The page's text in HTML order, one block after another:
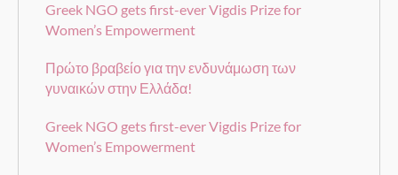
Greek NGO gets first-ever Vigdis Prize for
Women’s Empowerment
Πρώτο βραβείο για την ενδυνάμωση των
γυναικών στην Ελλάδα!
Greek NGO gets first-ever Vigdis Prize for
Women’s Empowerment